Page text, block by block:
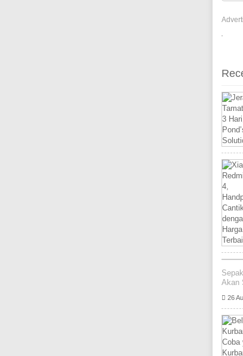
Akan
26